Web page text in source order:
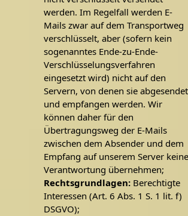
werden. Im Regelfall werden E-
Mails zwar auf dem Transportweg
verschlüsselt, aber (sofern kein
sogenanntes Ende-zu-Ende-
Verschlüsselungsverfahren
eingesetzt wird) nicht auf den
Servern, von denen sie abgesendet
und empfangen werden. Wir
können daher für den
Übertragungsweg der E-Mails
zwischen dem Absender und dem
Empfang auf unserem Server keine
Verantwortung übernehmen;
Rechtsgrundlagen:Berechtigte
Interessen (Art. 6 Abs. 1 S. 1 lit. f)
DSGVO);